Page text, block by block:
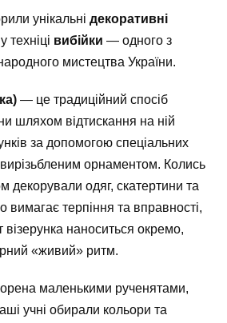
унікальні декоративні
техніці вибійки — одного з
мистецтва України.
— це традиційний спосіб
шляхом відтискання на ній
за допомогою спеціальних
орнаментом. Колись
декорували одяг, скатертини та
вимагає терпіння та вправності,
наноситься окремо,
«живий» ритм.
маленькими рученятами,
учні обирали кольори та